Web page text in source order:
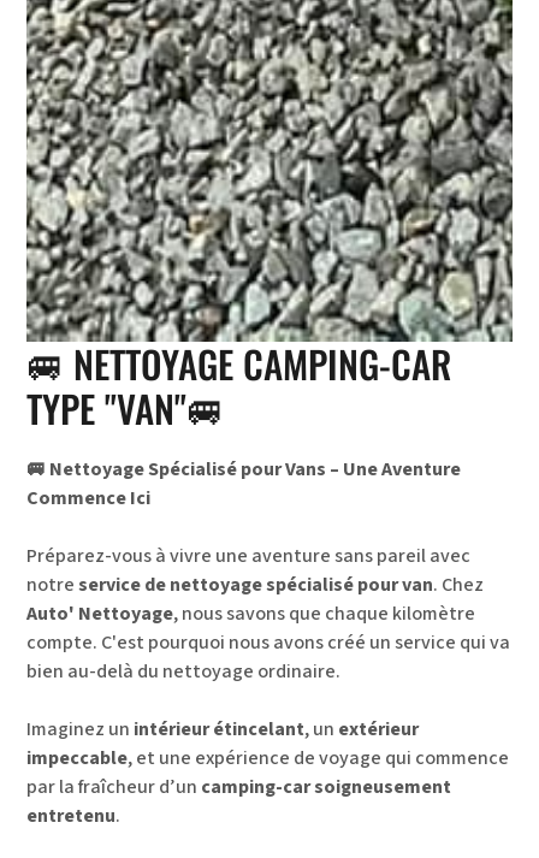
🚐 NETTOYAGE CAMPING-CAR
TYPE "VAN"🚐
🚐 Nettoyage Spécialisé pour Vans – Une Aventure
Commence Ici
Préparez-vous à vivre une aventure sans pareil avec
notreservice de nettoyage spécialisé pour van. Chez
Auto' Nettoyage, nous savons que chaque kilomètre
compte. C'est pourquoi nous avons créé un service qui va
bien au-delà du nettoyage ordinaire.
Imaginez un intérieur étincelant, un extérieur
impeccable, et une expérience de voyage qui commence
par la fraîcheur d’un camping-car soigneusement
entretenu.